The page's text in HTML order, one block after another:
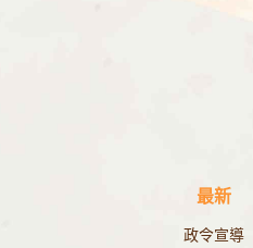
最新
政令宣導